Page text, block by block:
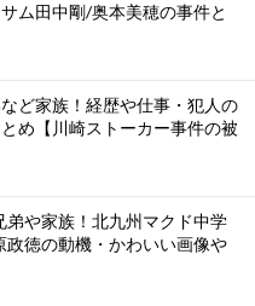
ム田中剛/奥本美穂の事件と
ど家族！経歴や仕事・犯人の
め【川崎ストーカー事件の被
や家族！北九州マクド中学
徳の動機・かわいい画像や